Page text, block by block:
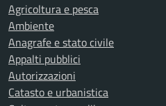
Agricoltura e pesca
Ambiente
Anagrafe e stato civile
Appalti pubblici
Autorizzazioni
Catasto e urbanistica